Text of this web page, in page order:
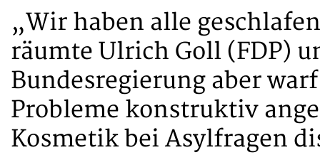
„Wir haben alle
räumte Ulrich Goll (FDP)
Bundesregierung aber
Probleme konstruktiv
Kosmetik bei Asylfragen